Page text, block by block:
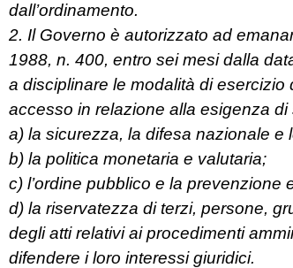
dall’ordinamento.
2. Il Governo è autorizzato ad
1988, n. 400, entro sei mesi dalla
a disciplinare le modalità di
accesso in relazione alla esigenza
a) la sicurezza, la difesa nazionale e
b) la politica monetaria e valutaria;
c) l’ordine pubblico e la prevenzione
d) la riservatezza di terzi, persone,
degli atti relativi ai procedimenti
difendere i loro interessi giuridici.